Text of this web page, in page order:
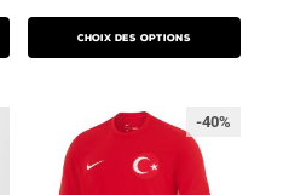
Choix des options
-40%